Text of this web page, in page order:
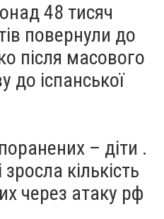
48 тисяч
повернули до
після масового
до іспанської
– діти .
кількість
через атаку рф